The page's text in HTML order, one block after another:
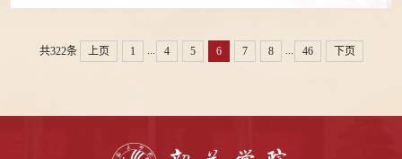
共322条 上页 1 ... 4 5 6 7 8 ... 46 下页